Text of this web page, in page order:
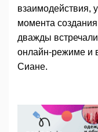
взаимодействия,
момента
дважды
онлайн-режиме и
Сиане.